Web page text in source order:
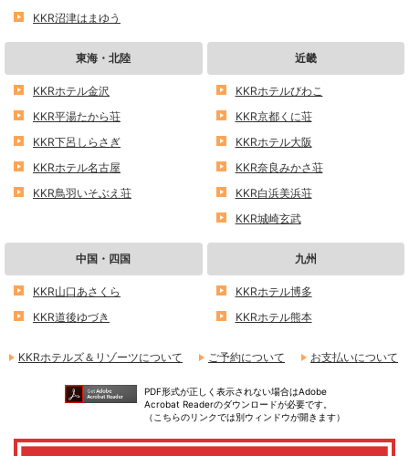
KKR沼津はまゆう
東海・北陸
KKRホテル金沢
KKR平湯たから荘
KKR下呂しらさぎ
KKRホテル名古屋
KKR鳥羽いそぶえ荘
近畿
KKRホテルびわこ
KKR京都くに荘
KKRホテル大阪
KKR奈良みかさ荘
KKR白浜美浜荘
KKR城崎玄武
中国・四国
KKR山口あさくら
KKR道後ゆづき
九州
KKRホテル博多
KKRホテル熊本
KKRホテルズ＆リゾーツについて ご予約について お支払いについて
PDF形式が正しく表示されない場合はAdobe
Acrobat Readerのダウンロードが必要です。
（こちらのリンクでは別ウィンドウが開きます）